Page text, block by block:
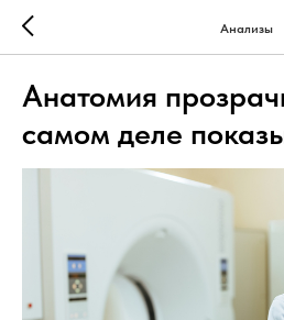
Анализы
Анатомия
самом деле